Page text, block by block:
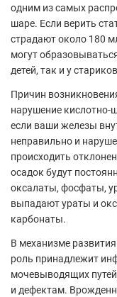
одним из самых
шаре. Если верить
страдают около 180
могут
детей, так и у
Причин
нарушение кислотно-
если ваши железы
неправильно и
происходить
осадок будут
оксалаты, фосфаты,
выпадают ураты и
карбонаты.
В механизме
роль принадлежит
мочевыводящих
и дефектам.